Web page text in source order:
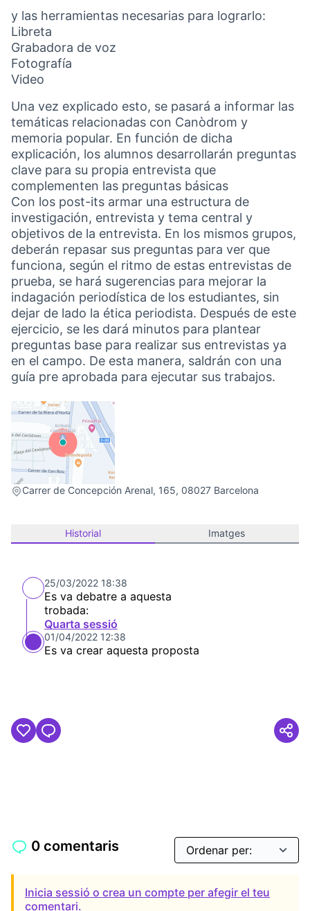
y las herramientas necesarias para lograrlo:
Libreta
Grabadora de voz
Fotografía
Video
Una vez explicado esto, se pasará a informar las
temáticas relacionadas con Canòdrom y
memoria popular. En función de dicha
explicación, los alumnos desarrollarán preguntas
clave para su propia entrevista que
complementen las preguntas básicas
Con los post-its armar una estructura de
investigación, entrevista y tema central y
objetivos de la entrevista. En los mismos grupos,
deberán repasar sus preguntas para ver que
funciona, según el ritmo de estas entrevistas de
prueba, se hará sugerencias para mejorar la
indagación periodística de los estudiantes, sin
dejar de lado la ética periodista. Después de este
ejercicio, se les dará minutos para plantear
preguntas base para realizar sus entrevistas ya
en el campo. De esta manera, saldrán con una
guía pre aprobada para ejecutar sus trabajos.
Carrer de Concepción Arenal, 165, 08027 Barcelona
(Link externo)
Historial Imatges
25/03/2022 18:38
Es va debatre a aquesta
trobada:
Quarta sessió
01/04/2022 12:38
Es va crear aquesta proposta
0 comentaris
Inicia sessió o crea un compte per afegir el teu
comentari.